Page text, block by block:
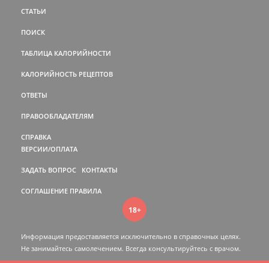
СТАТЬИ
ПОИСК
ТАБЛИЦА КАЛОРИЙНОСТИ
КАЛОРИЙНОСТЬ РЕЦЕПТОВ
ОТВЕТЫ
ПРАВООБЛАДАТЕЛЯМ
СПРАВКА
ВЕРСИИ/ОПЛАТА
ЗАДАТЬ ВОПРОС КОНТАКТЫ
СОГЛАШЕНИЕ ПРАВИЛА
18+
Информация предоставляется исключительно в справочных целях.
Не занимайтесь самолечением. Всегда консультируйтесь c врачом.